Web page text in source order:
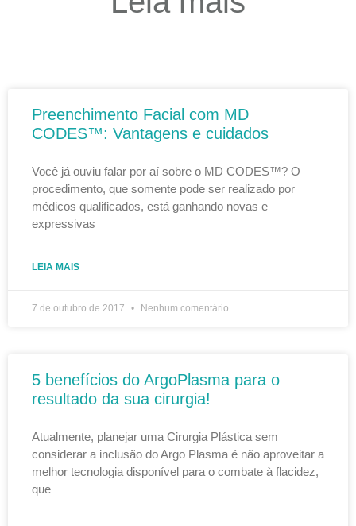
Preenchimento Facial com MD
CODES™: Vantagens e cuidados
Você já ouviu falar por aí sobre o MD CODES™? O
procedimento, que somente pode ser realizado por
médicos qualificados, está ganhando novas e
expressivas
LEIA MAIS
7 de outubro de 2017 Nenhum comentário
5 benefícios do ArgoPlasma para o
resultado da sua cirurgia!
Atualmente, planejar uma Cirurgia Plástica sem
considerar a inclusão do Argo Plasma é não aproveitar a
melhor tecnologia disponível para o combate à flacidez,
que